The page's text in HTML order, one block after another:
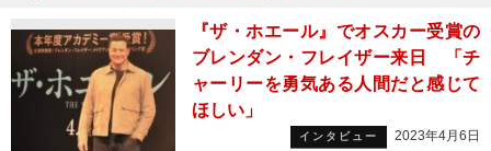
『ザ・ホエール』でオスカー受賞の
ブレンダン・フレイザー来日 「チ
ャーリーを勇気ある人間だと感じて
ほしい」
インタビュー 2023年4月6日